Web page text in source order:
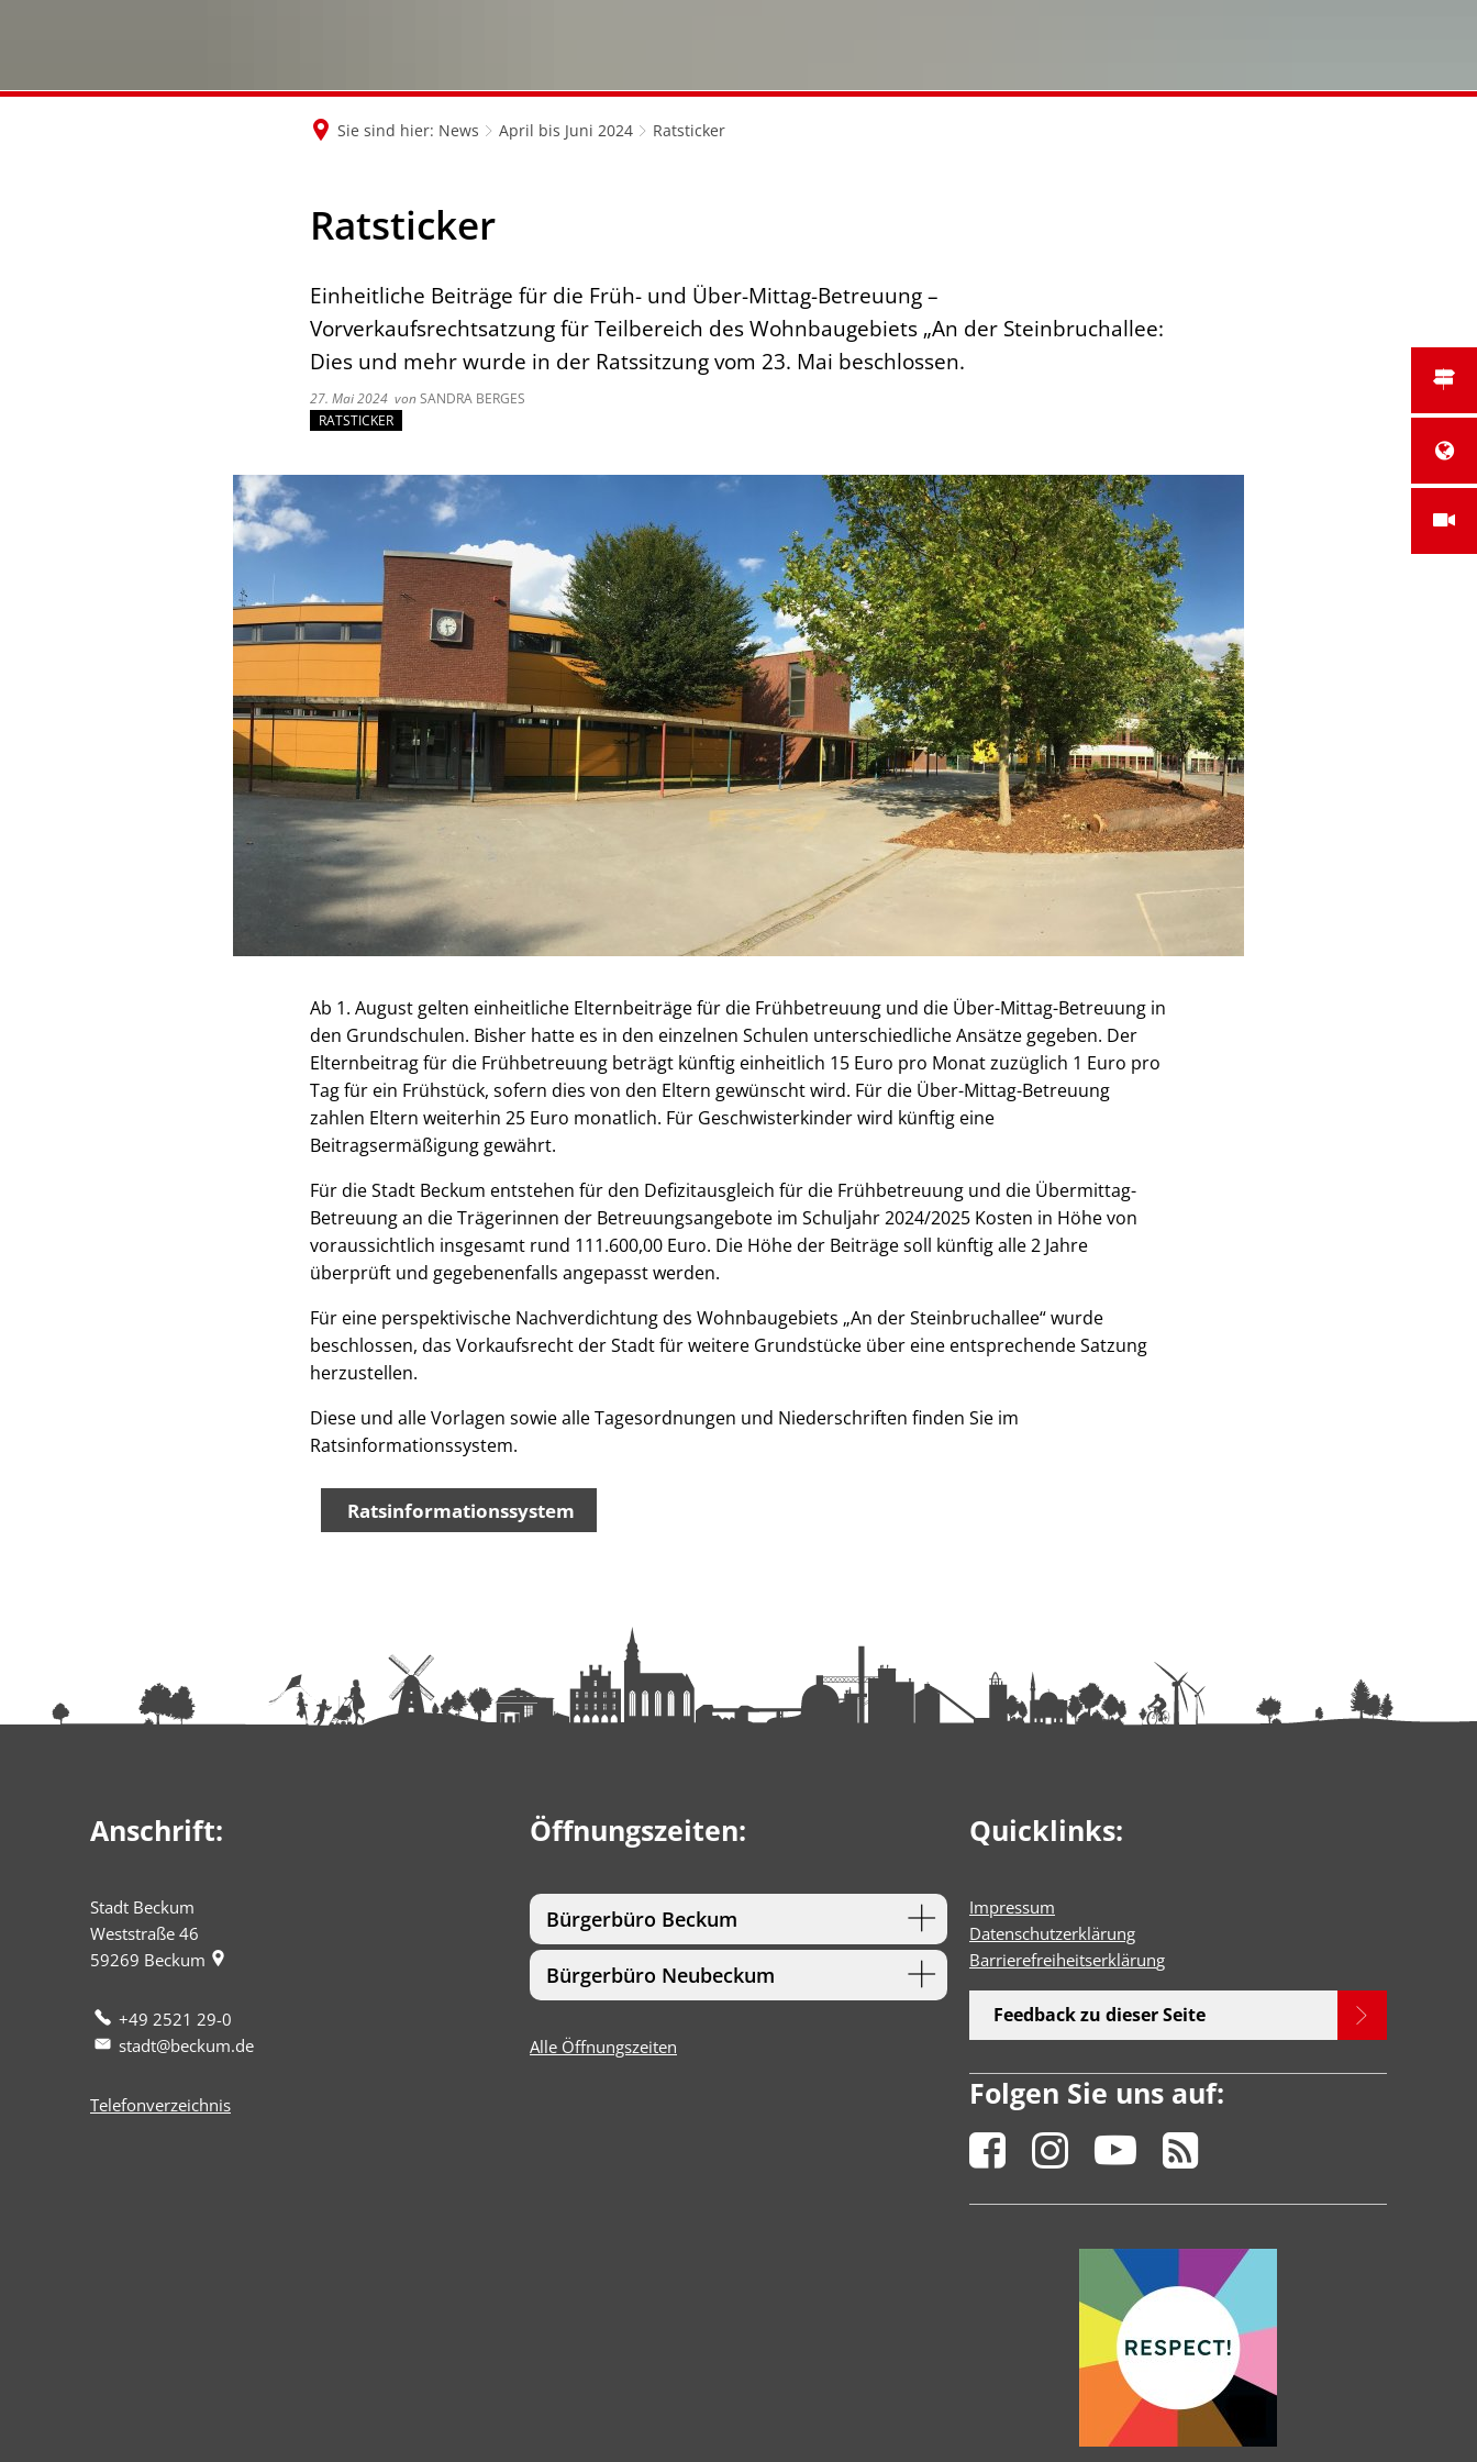
Sie sind hier: News April bis Juni 2024 Ratsticker
Ratsticker
Einheitliche Beiträge für die Früh- und Über-Mittag-Betreuung –
Vorverkaufsrechtsatzung für Teilbereich des Wohnbaugebiets „An der Steinbruchallee:
Dies und mehr wurde in der Ratssitzung vom 23. Mai beschlossen.
27. Mai 2024 vonSANDRA BERGES
RATSTICKER
Ab 1. August gelten einheitliche Elternbeiträge für die Frühbetreuung und die Über-Mittag-Betreuung in
den Grundschulen. Bisher hatte es in den einzelnen Schulen unterschiedliche Ansätze gegeben. Der
Elternbeitrag für die Frühbetreuung beträgt künftig einheitlich 15 Euro pro Monat zuzüglich 1 Euro pro
Tag für ein Frühstück, sofern dies von den Eltern gewünscht wird. Für die Über-Mittag-Betreuung
zahlen Eltern weiterhin 25 Euro monatlich. Für Geschwisterkinder wird künftig eine
Beitragsermäßigung gewährt.
Für die Stadt Beckum entstehen für den Defizitausgleich für die Frühbetreuung und die Übermittag-
Betreuung an die Trägerinnen der Betreuungsangebote im Schuljahr 2024/2025 Kosten in Höhe von
voraussichtlich insgesamt rund 111.600,00 Euro. Die Höhe der Beiträge soll künftig alle 2 Jahre
überprüft und gegebenenfalls angepasst werden.
Für eine perspektivische Nachverdichtung des Wohnbaugebiets „An der Steinbruchallee“ wurde
beschlossen, das Vorkaufsrecht der Stadt für weitere Grundstücke über eine entsprechende Satzung
herzustellen.
Diese und alle Vorlagen sowie alle Tagesordnungen und Niederschriften finden Sie im
Ratsinformationssystem.
Ratsinformationssystem
Anschrift:
Stadt Beckum
Weststraße 46
59269 Beckum
+49 2521 29-0
stadt@beckum.de
Telefonverzeichnis
Öffnungszeiten:
Bürgerbüro Beckum
Bürgerbüro Neubeckum
Alle Öffnungszeiten
Quicklinks:
Impressum
Datenschutzerklärung
Barrierefreiheitserklärung
Feedback zu dieser Seite
Folgen Sie uns auf: